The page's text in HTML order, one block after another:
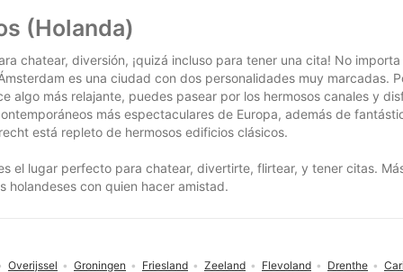
(Holanda)
chatear, diversión, ¡quizá incluso para tener una cita! No
es una ciudad con dos personalidades muy marcadas.
más relajante, puedes pasear por los hermosos canales y
más espectaculares de Europa, además de
está repleto de hermosos edificios clásicos.
el lugar perfecto para chatear, divertirte, flirtear, y tener citas.
holandeses con quien hacer amistad.
Overijssel Groningen Friesland Zeeland Flevoland Drenthe